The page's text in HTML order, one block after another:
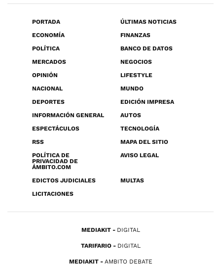
PORTADA
ÚLTIMAS NOTICIAS
ECONOMÍA
FINANZAS
POLÍTICA
BANCO DE DATOS
MERCADOS
NEGOCIOS
OPINIÓN
LIFESTYLE
NACIONAL
MUNDO
DEPORTES
EDICIÓN IMPRESA
INFORMACIÓN GENERAL
AUTOS
ESPECTÁCULOS
TECNOLOGÍA
RSS
MAPA DEL SITIO
POLÍTICA DE
PRIVACIDAD DE
ÁMBITO.COM
AVISO LEGAL
EDICTOS JUDICIALES
MULTAS
LICITACIONES
MEDIAKIT DIGITAL
TARIFARIO DIGITAL
MEDIAKIT AMBITO DEBATE